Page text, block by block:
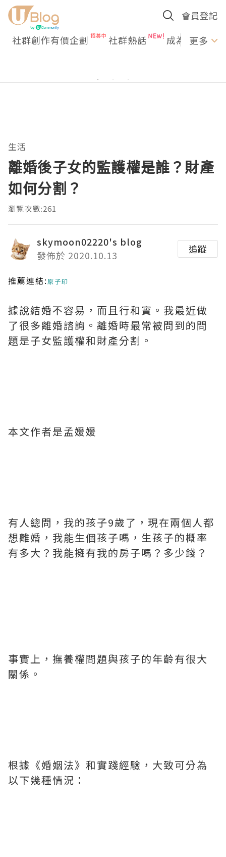
會員登記
社群創作有價企劃 社群熱話 成為U更多
生活
離婚後子女的監護權是誰？財產
如何分割？
瀏覽次數:261
skymoon02220's blog
發佈於 2020.10.13
追蹤
推薦連結: 原子印
據說結婚不容易，而且行和寶。我最近做
了很多離婚諮詢。離婚時最常被問到的問
題是子女監護權和財產分割。
本文作者是孟媛媛
有人總問，我的孩子9歲了，現在兩個人都
想離婚，我能生個孩子嗎，生孩子的概率
有多大？我能擁有我的房子嗎？多少錢？
事實上，撫養權問題與孩子的年齡有很大
關係。
根據《婚姻法》和實踐經驗，大致可分為
以下幾種情況：